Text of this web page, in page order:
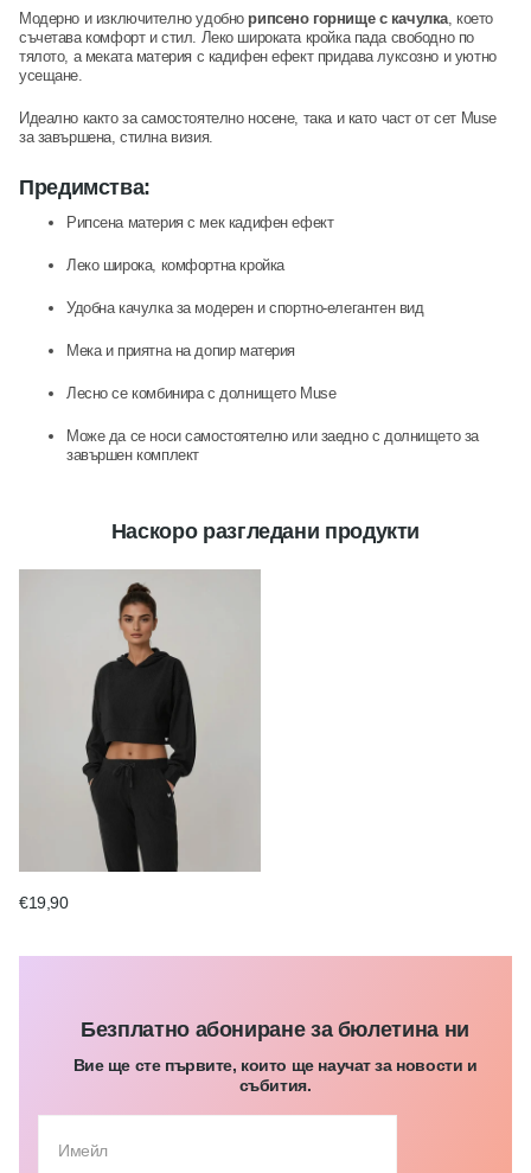
Модерно и изключително удобно рипсено горнище с качулка, което
съчетава комфорт и стил. Леко широката кройка пада свободно по
тялото, а меката материя с кадифен ефект придава луксозно и уютно
усещане.
Идеално както за самостоятелно носене, така и като част от сет Muse
за завършена, стилна визия.
Предимства:
Рипсена материя с мек кадифен ефект
Леко широка, комфортна кройка
Удобна качулка за модерен и спортно-елегантен вид
Мека и приятна на допир материя
Лесно се комбинира с долнището Muse
Може да се носи самостоятелно или заедно с долнището за
завършен комплект
Наскоро разгледани продукти
€19,90
Безплатно абониране за бюлетина ни
Вие ще сте първите, които ще научат за новости и
събития.